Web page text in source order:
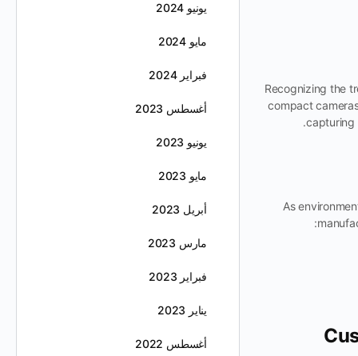
Recognizing the
compact
capturing
As
يونيو 2024
مايو 2024
فبراير 2024
أغسطس 2023
يونيو 2023
مايو 2023
أبريل 2023
مارس 2023
فبراير 2023
يناير 2023
أغسطس 2022